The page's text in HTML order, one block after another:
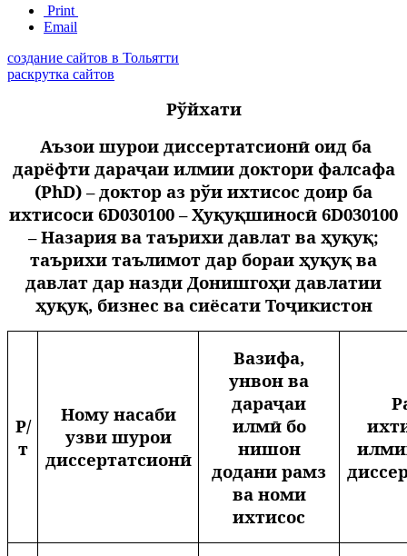
Print
Email
создание сайтов в Тольятти
раскрутка сайтов
Рўйхати
Аъзои шурои диссертатсионӣ оид ба
дарёфти дараҷаи илмии доктори фалсафа
(PhD) – доктор аз рўи ихтисос доир ба
ихтисоси 6D030100 – Ҳуқуқшиносӣ 6D030100
– Назария ва таърихи давлат ва ҳуқуқ;
таърихи таълимот дар бораи ҳуқуқ ва
давлат дар назди Донишгоҳи давлатии
ҳуқуқ, бизнес ва сиёсати Тоҷикистон
Р/
т
Ному насаби
узви шурои
диссертатсионӣ
Вазифа,
унвон ва
дараҷаи
илмӣ бо
нишон
додани рамз
ва номи
ихтисос